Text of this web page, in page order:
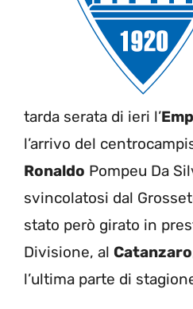
tarda serata di ieri l’
l’arrivo del
Ronaldo Pompeu Da
svincolatosi dal
stato però girato in
Divisione, al Catanzaro
l’ultima parte di